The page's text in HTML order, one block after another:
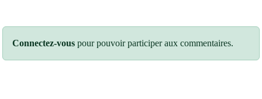
Connectez-vous pour pouvoir participer aux commentaires.